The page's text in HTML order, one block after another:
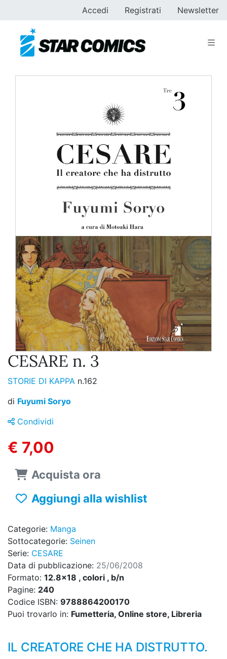
Accedi Registrati Newsletter
CESARE n. 3
STORIE DI KAPPA n.162
di Fuyumi Soryo
Condividi
€ 7,00
Acquista ora
Aggiungi alla wishlist
Categorie: Manga
Sottocategorie: Seinen
Serie: CESARE
Data di pubblicazione: 25/06/2008
Formato: 12.8x18 , colori , b/n
Pagine: 240
Codice ISBN: 9788864200170
Puoi trovarlo in: Fumetteria, Online store, Libreria
IL CREATORE CHE HA DISTRUTTO.